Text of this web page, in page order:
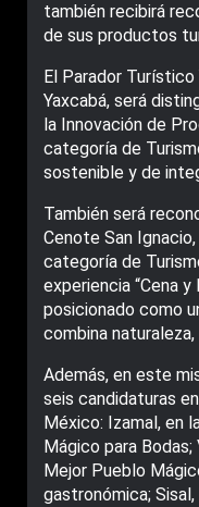
también recibirá
de sus productos
El Parador Turístico
Yaxcabá, será
la Innovación de
categoría de
sostenible y de
También será
Cenote San
categoría de
experiencia “Cena
posicionado como
combina
Además, en este
seis candidaturas
México: Izamal, en
Mágico para
Mejor Pueblo
gastronómica;